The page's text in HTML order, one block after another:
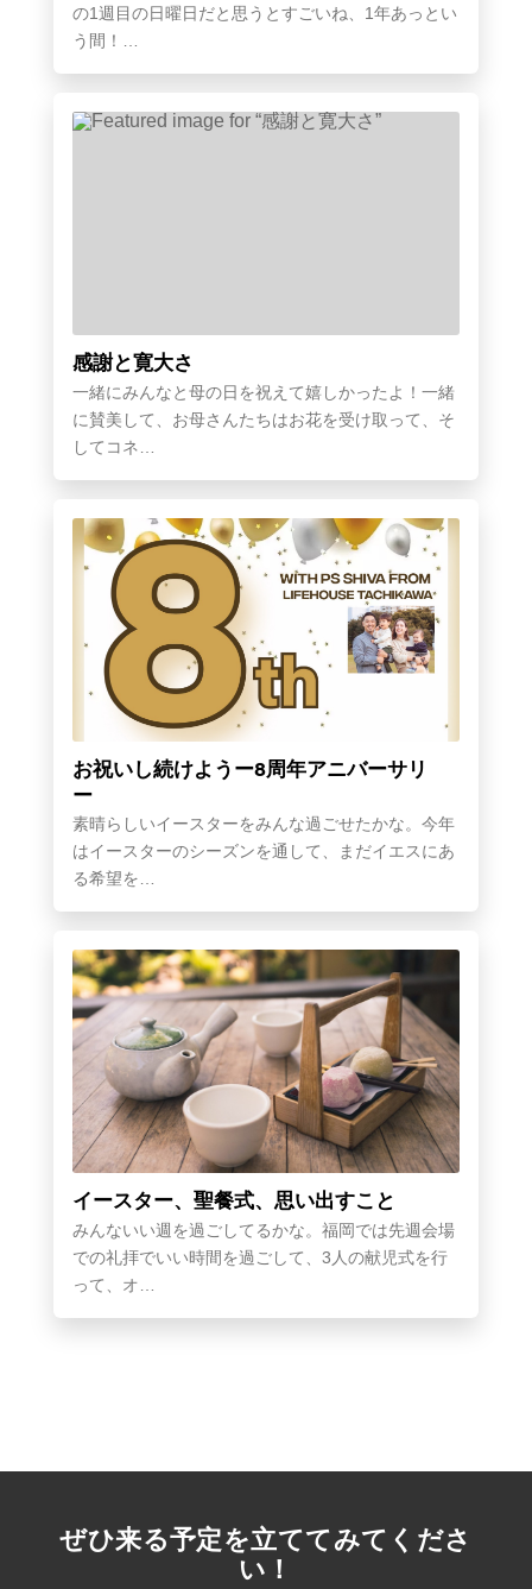
の1週目の日曜日だと思うとすごいね、1年あっとい
う間！…
感謝と寛大さ
一緒にみんなと母の日を祝えて嬉しかったよ！一緒
に賛美して、お母さんたちはお花を受け取って、そ
してコネ…
お祝いし続けようー8周年アニバーサリ
ー
素晴らしいイースターをみんな過ごせたかな。今年
はイースターのシーズンを通して、まだイエスにあ
る希望を…
イースター、聖餐式、思い出すこと
みんないい週を過ごしてるかな。福岡では先週会場
での礼拝でいい時間を過ごして、3人の献児式を行
って、オ…
ぜひ来る予定を立ててみてくださ
い！